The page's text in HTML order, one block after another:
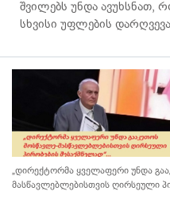
შვილებს უნდა ავუხსნათ,
სხვისი უფლების
„დირექტორმა ყველაფერი უნდა
მასწავლებლებისთვის ღირსეული